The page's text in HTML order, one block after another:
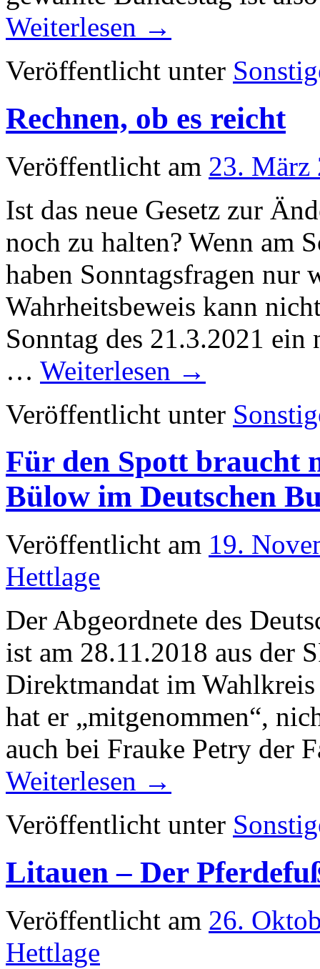
Weiterlesen →
Veröffentlicht unter
Rechnen, ob es reicht
Veröffentlicht am 23. März
Ist das neue Gesetz zur
noch zu halten? Wenn am
haben Sonntagsfragen nur
Wahrheitsbeweis kann
Sonntag des 21.3.2021
… Weiterlesen →
Veröffentlicht unter
Für den Spott braucht
Bülow im Deutschen
Veröffentlicht am 19.
Hettlage
Der Abgeordnete des
ist am 28.11.2018 aus der
Direktmandat im
hat er „mitgenommen“,
auch bei Frauke Petry der
Weiterlesen →
Veröffentlicht unter
Litauen – Der
Veröffentlicht am 26.
Hettlage